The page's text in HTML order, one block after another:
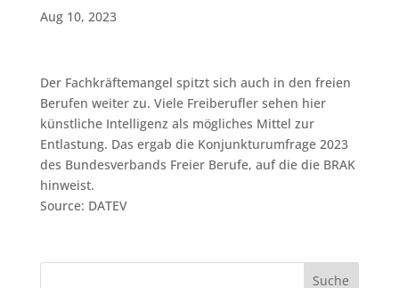
Aug 10, 2023
Der Fachkräftemangel spitzt sich auch in den freien
Berufen weiter zu. Viele Freiberufler sehen hier
künstliche Intelligenz als mögliches Mittel zur
Entlastung. Das ergab die Konjunkturumfrage 2023
des Bundesverbands Freier Berufe, auf die die BRAK
hinweist.
Source: DATEV